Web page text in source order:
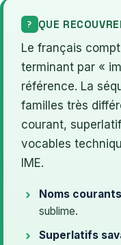
? QUE
Le français
terminant par «
référence. La
familles très
courant,
vocables
IME.
Noms courants
sublime.
Superlatifs